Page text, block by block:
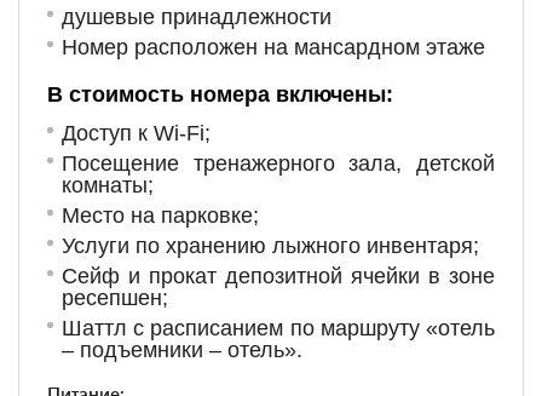
душевые принадлежности
Номер расположен на мансардном этаже
В стоимость номера включены:
Доступ к Wi-Fi;
Посещение тренажерного зала, детской
комнаты;
Место на парковке;
Услуги по хранению лыжного инвентаря;
Сейф и прокат депозитной ячейки в зоне
ресепшен;
Шаттл с расписанием по маршруту «отель
– подъемники – отель».